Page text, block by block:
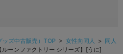
ッズ中古販売）TOP > 女性向同人 > 同人
ーンファクトリー シリーズ】[うに]